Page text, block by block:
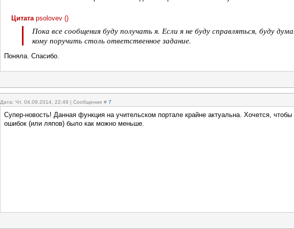
Цитата psolovev ()
Пока все сообщения буду получать я. Если я не буду справляться, буду
кому поручить столь ответственное задание.
Поняла. Спасибо.
Дата: Чт, 04.09.2014, 22:49 | Сообщение # 7
Супер-новость! Данная функция на учительском портале крайне актуальна. Хочется, чтобы
ошибок (или ляпов) было как можно меньше.